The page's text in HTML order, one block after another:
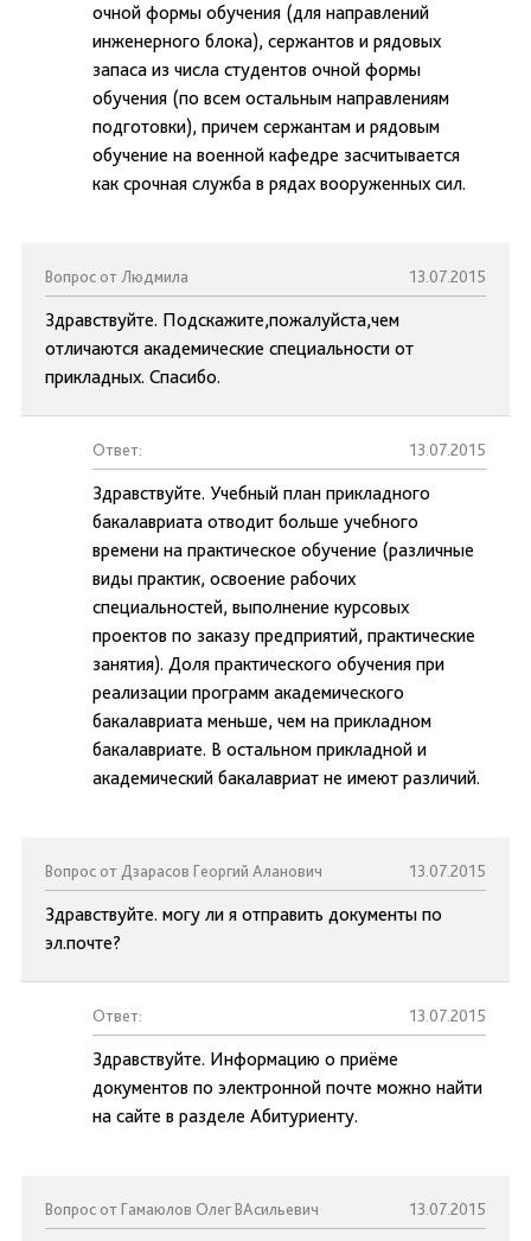
очной формы обучения (для направлений
инженерного блока), сержантов и рядовых
запаса из числа студентов очной формы
обучения (по всем остальным направлениям
подготовки), причем сержантам и рядовым
обучение на военной кафедре засчитывается
как срочная служба в рядах вооруженных сил.
Вопрос от Людмила 13.07.2015
Здравствуйте. Подскажите,пожалуйста,чем
отличаются академические специальности от
прикладных. Спасибо.
Ответ: 13.07.2015
Здравствуйте. Учебный план прикладного
бакалавриата отводит больше учебного
времени на практическое обучение (различные
виды практик, освоение рабочих
специальностей, выполнение курсовых
проектов по заказу предприятий, практические
занятия). Доля практического обучения при
реализации программ академического
бакалавриата меньше, чем на прикладном
бакалавриате. В остальном прикладной и
академический бакалавриат не имеют различий.
Вопрос от Дзарасов Георгий Аланович 13.07.2015
Здравствуйте. могу ли я отправить документы по
эл.почте?
Ответ: 13.07.2015
Здравствуйте. Информацию о приёме
документов по электронной почте можно найти
на сайте в разделе Абитуриенту.
Вопрос от Гамаюлов Олег ВАсильевич 13.07.2015